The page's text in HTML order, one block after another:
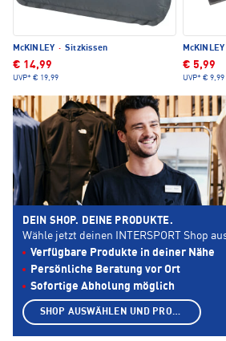
McKINLEY · Sitzkissen
€ 14,99
UVP* € 19,99
McKINLEY
€ 5,99
UVP* € 9,99
DEIN SHOP. DEINE PRODUKTE.
Wähle jetzt deinen INTERSPORT Shop
Verfügbare Produkte in deiner Nähe
Persönliche Beratung vor Ort
Sofortige Abholung möglich
SHOP AUSWÄHLEN UND PRODUKTE ANZEIGEN